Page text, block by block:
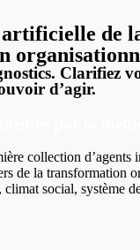
de
Clarifiez
d’agir.
collection d’agents
de la transformation
social, système